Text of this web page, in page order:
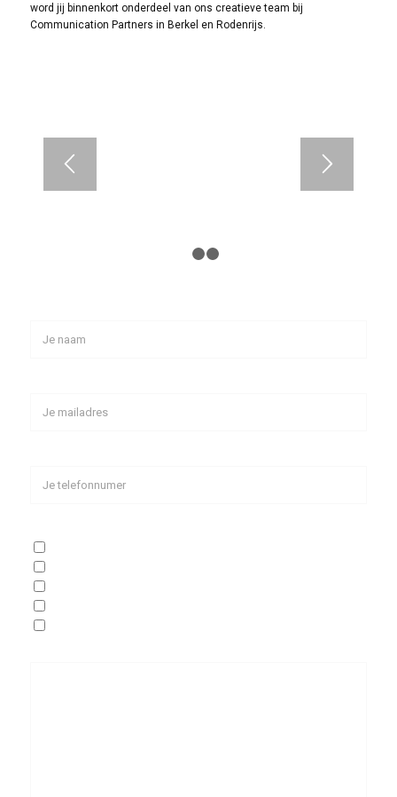
word jij binnenkort onderdeel van ons creatieve team bij
Communication Partners in Berkel en Rodenrijs.